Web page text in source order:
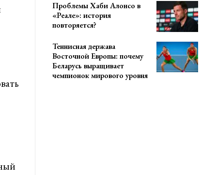
Проблемы Хаби Алонсо в
«Реале»: история
повторяется?
Теннисная держава
Восточной Европы: почему
Беларусь выращивает
чемпионок мирового уровня